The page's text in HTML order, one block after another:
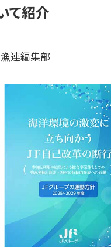
て紹介
連編集部